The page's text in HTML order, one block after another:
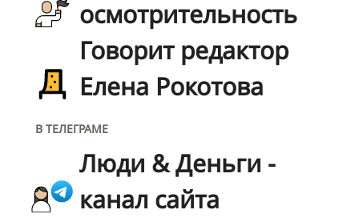
осмотрительность
Говорит редактор
Елена Рокотова
В ТЕЛЕГРАМЕ
Люди & Деньги -
канал сайта